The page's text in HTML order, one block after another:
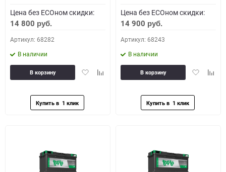
0 - обратная 1 - прямая 3 - обратная 4 - прямая
Цена без ECOном скидки:
14 800 руб.
Артикул: 68282
В наличии
ДобавитьДобавить
В корзину
Цена без ECOном скидки:
14 900 руб.
Артикул: 68243
В наличии
Добавить
В корзину